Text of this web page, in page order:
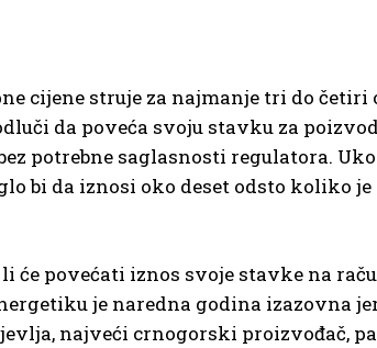
cijene struje za najmanje tri do četiri
da poveća svoju stavku za
potrebne saglasnosti regulatora.
bi da iznosi oko deset odsto koliko je
će povećati iznos svoje stavke na
je naredna godina izazovna
najveći crnogorski proizvođač, pa